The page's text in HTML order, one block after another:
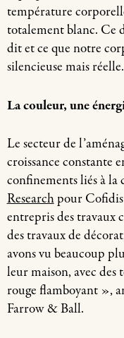
température
totalement blanc. Ce
dit et ce que notre
silencieuse mais réelle.
La couleur, une
Le secteur de
croissance constante
confinements liés à la
Researchpour Cofidis
entrepris des travaux
des travaux de
avons vu beaucoup
leur maison, avec des
rouge flamboyant »,
Farrow & Ball.